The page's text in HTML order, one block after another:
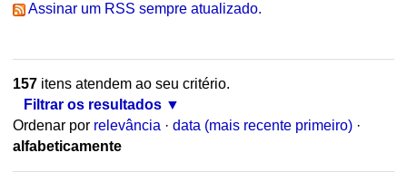
Assinar um RSS sempre atualizado.
157itens atendem ao seu critério.
Filtrar os resultados
Ordenar por relevância · data (mais recente primeiro) ·
alfabeticamente